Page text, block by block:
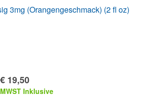
3mg (Orangengeschmack) (2 fl oz)
€ 19,50
MWST Inklusive